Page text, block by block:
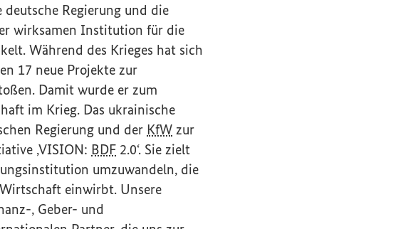
deutsche Regierung und die
wirksamen Institution für die
Während des Krieges hat sich
17 neue Projekte zur
Damit wurde er zum
im Krieg. Das ukrainische
Regierung und der KfW zur
‚VISION: BDF 2.0‘. Sie zielt
umzuwandeln, die
einwirbt. Unsere
, Geber- und